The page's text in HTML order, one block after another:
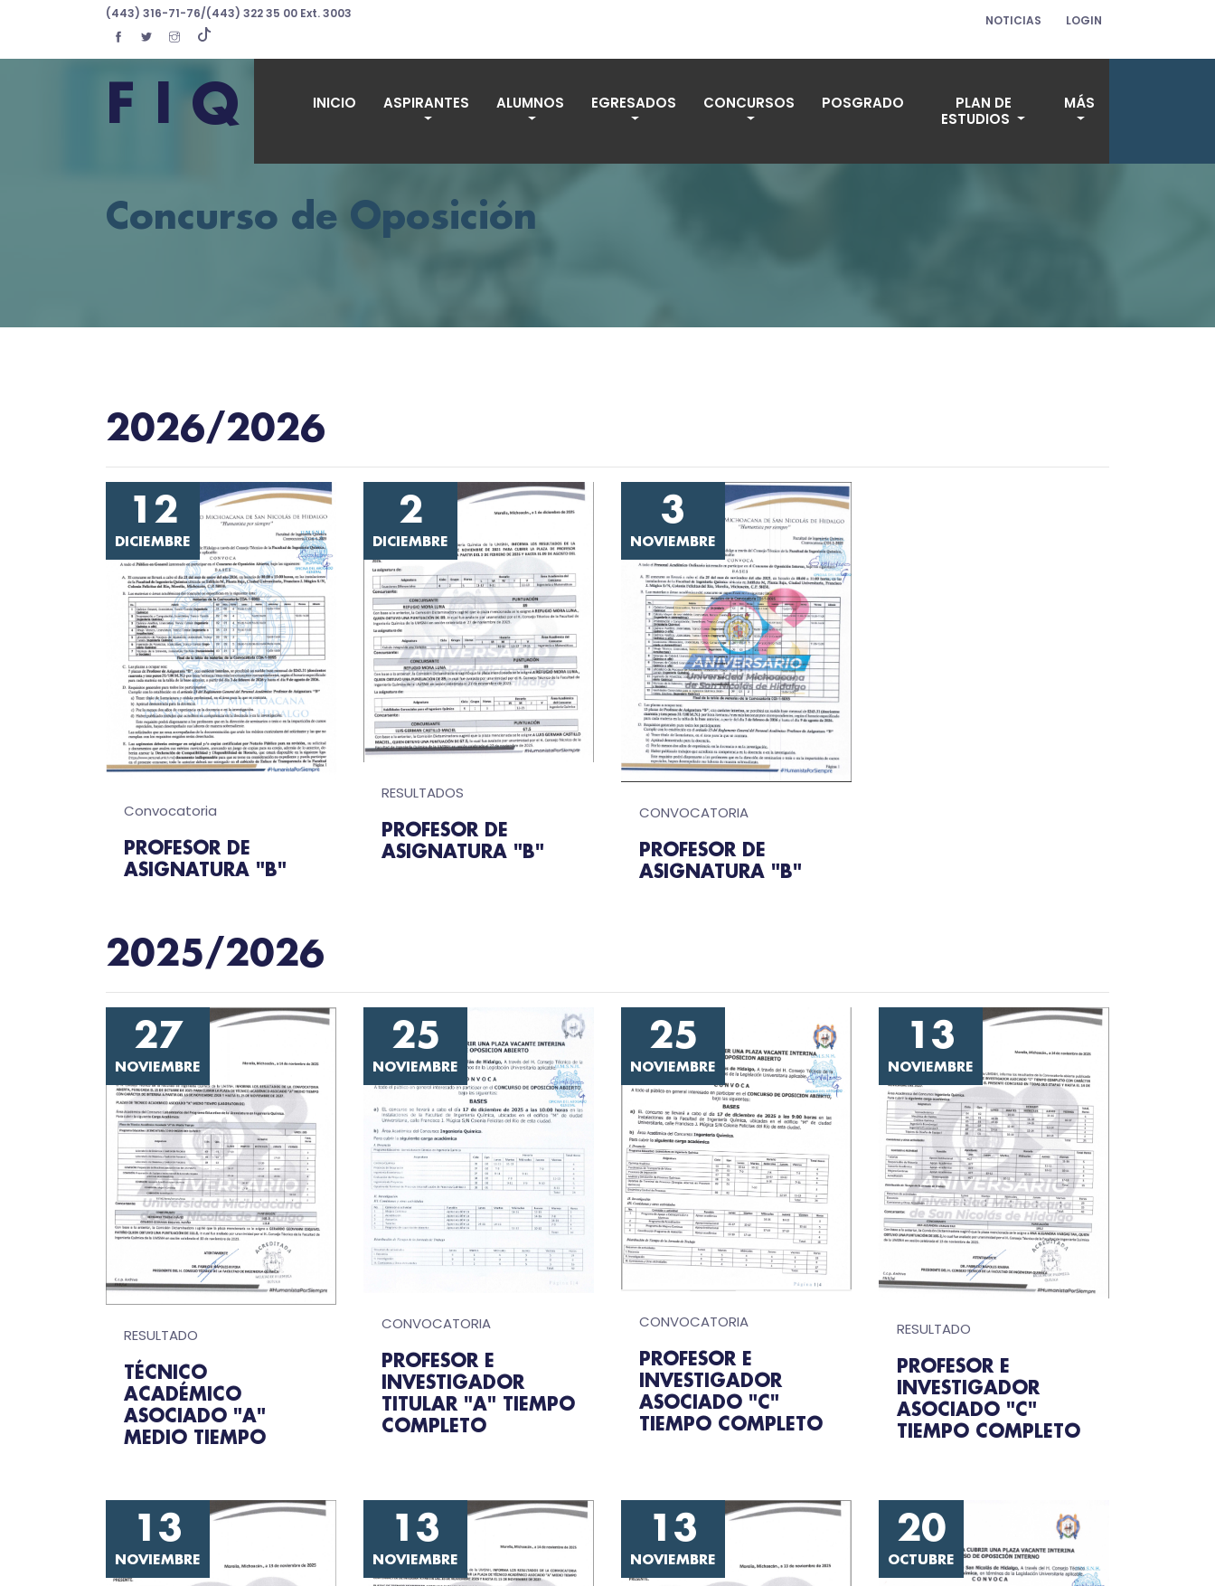
(443) 316-71-76/(443) 322 35 00 Ext. 3003 NOTICIAS LOGIN
F I Q INICIO ASPIRANTES ALUMNOS EGRESADOS CONCURSOS POSGRADO
PLAN DE
ESTUDIOS
MÁS
Concurso de Oposición
2026/2026
12
DICIEMBRE
Convocatoria
PROFESOR DE
ASIGNATURA "B"
2
DICIEMBRE
RESULTADOS
PROFESOR DE
ASIGNATURA "B"
3
NOVIEMBRE
CONVOCATORIA
PROFESOR DE
ASIGNATURA "B"
2025/2026
27
NOVIEMBRE
RESULTADO
TÉCNICO
ACADÉMICO
ASOCIADO "A"
MEDIO TIEMPO
25
NOVIEMBRE
CONVOCATORIA
PROFESOR E
INVESTIGADOR
TITULAR "A" TIEMPO
COMPLETO
25
NOVIEMBRE
CONVOCATORIA
PROFESOR E
INVESTIGADOR
ASOCIADO "C"
TIEMPO COMPLETO
13
NOVIEMBRE
RESULTADO
PROFESOR E
INVESTIGADOR
ASOCIADO "C"
TIEMPO COMPLETO
13
NOVIEMBRE
13
NOVIEMBRE
13
NOVIEMBRE
20
OCTUBRE